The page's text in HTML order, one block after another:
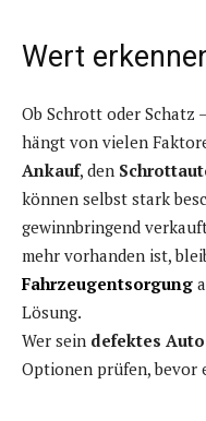
Wert
Ob Schrott oder Schatz
hängt von vielen
Ankauf, den
können selbst stark
gewinnbringend
mehr vorhanden ist,
Fahrzeugentsorgung
Lösung.
Wer sein defektes
Optionen prüfen, bevor